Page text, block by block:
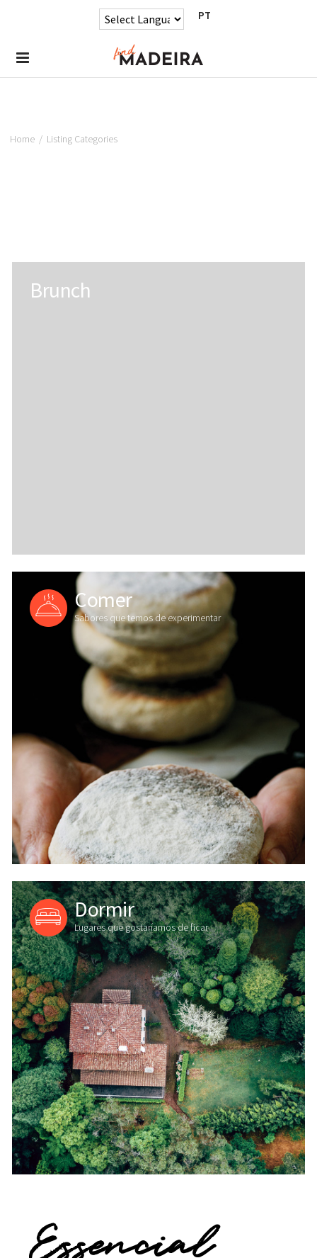
PT
Home/ Listing Categories
Brunch
Comer
Sabores que temos de experimentar
Dormir
Lugares que gostaríamos de ficar